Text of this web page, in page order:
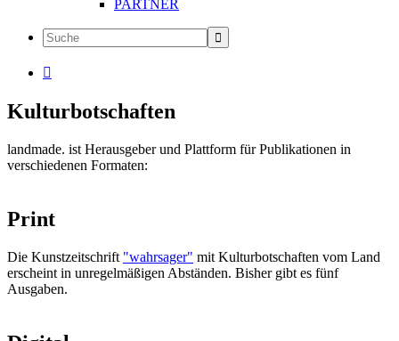
PARTNER

Kulturbotschaften
landmade. ist Herausgeber und Plattform für Publikationen in
verschiedenen Formaten:
Print
Die Kunstzeitschrift "wahrsager" mit Kulturbotschaften vom Land
erscheint in unregelmäßigen Abständen. Bisher gibt es fünf
Ausgaben.